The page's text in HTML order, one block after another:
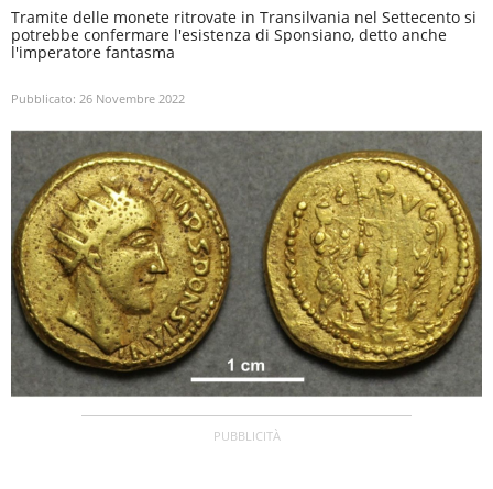
Tramite delle monete ritrovate in Transilvania nel Settecento si
potrebbe confermare l'esistenza di Sponsiano, detto anche
l'imperatore fantasma
Pubblicato: 26 Novembre 2022